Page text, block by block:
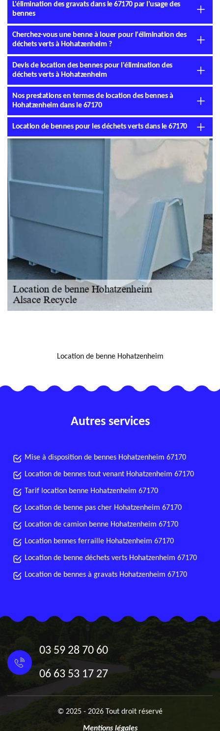
L'élimination des gravats dans le 67170 par l'usage des
bennes
Cherchez-vous une benne à louer pour l'élimination des
déchets verts à Hohatzenheim ?
Devis de location des bennes pour l'élimination des
déchets verts à Hohatzenheim
Nos prestations en termes de location des bennes à
Hohatzenheim dans le 67170
Location de bennes pour les déchets verts dans le 67170
Location de benne Hohatzenheim
Autres services
Mise à disposition de bennes Hohatzenheim 67170
Location de bennes tout venant Hohatzenheim 67170
Tarif location benne Hohatzenheim 67170
Location de benne pas cher Hohatzenheim 67170
Location de camion benne Hohatzenheim 67170
Location bennes ferraille Hohatzenheim 67170
Location de benne déchets verts Hohatzenheim 67170
Location de bennes à gravats Hohatzenheim 67170
03 59 28 70 60
06 63 53 17 27
© 2025 - 2026 Tout droit réservé
Mentions légales